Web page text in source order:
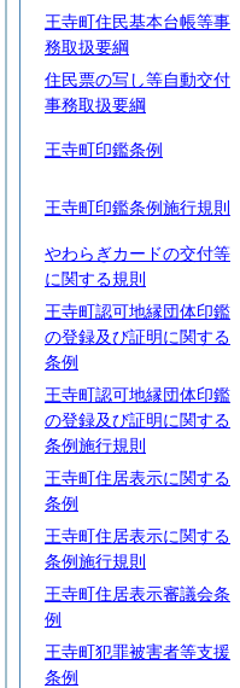
王寺町住民基本台帳等事
務取扱要綱
住民票の写し等自動交付
事務取扱要綱
王寺町印鑑条例
王寺町印鑑条例施行規則
やわらぎカードの交付等
に関する規則
王寺町認可地縁団体印鑑
の登録及び証明に関する
条例
王寺町認可地縁団体印鑑
の登録及び証明に関する
条例施行規則
王寺町住居表示に関する
条例
王寺町住居表示に関する
条例施行規則
王寺町住居表示審議会条
例
王寺町犯罪被害者等支援
条例